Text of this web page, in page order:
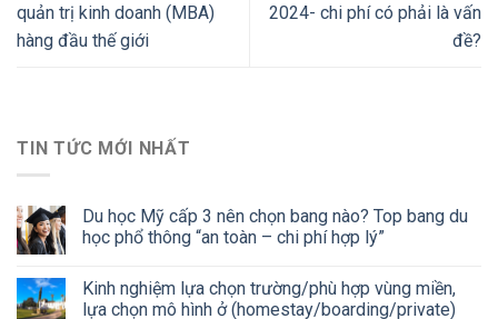
quản trị kinh doanh (MBA)
hàng đầu thế giới
2024- chi phí có phải là vấn
đề?
TIN TỨC MỚI NHẤT
Du học Mỹ cấp 3 nên chọn bang nào? Top bang du
học phổ thông “an toàn – chi phí hợp lý”
Kinh nghiệm lựa chọn trường/phù hợp vùng miền,
lựa chọn mô hình ở (homestay/boarding/private)